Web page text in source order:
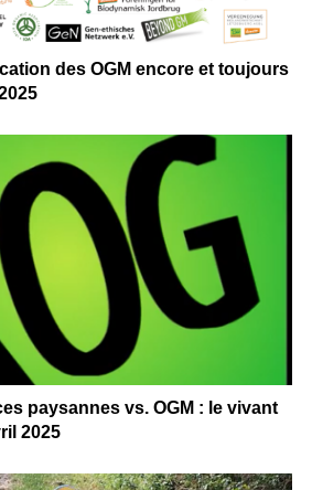
des OGM encore et toujours
paysannes vs. OGM : le vivant
2025